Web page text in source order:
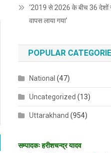
‘2019 से 2026 के बीच 36 देशों
वापस लाया गया’
POPULAR
National (47)
Uncategorized (13)
Uttarakhand (954)
सम्पादकः हरीशचन्द्र यादव